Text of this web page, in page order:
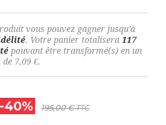
vous pouvez gagner jusqu'à
. Votre panier totalisera 117
pouvant être transformé(s) en un
de 7,09 €.
-40% 195,00 €TTC